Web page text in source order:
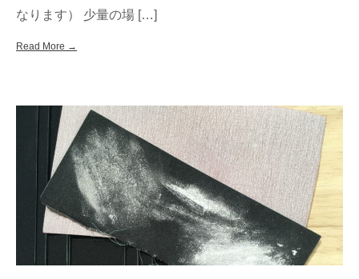
なります） 少量の場 […]
Read More →